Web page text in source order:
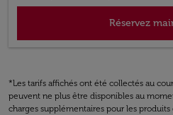
Réservez
*Les tarifs affichés ont été collectés au
peuvent ne plus être disponibles au
charges supplémentaires pour les